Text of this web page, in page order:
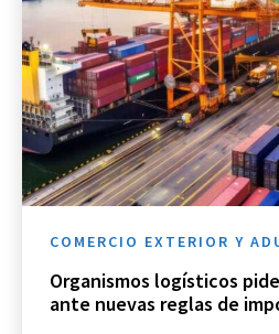
COMERCIO EXTERIOR Y
Organismos logísticos
ante nuevas reglas de